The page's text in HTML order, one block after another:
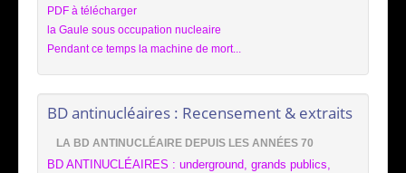
PDF à télécharger
la Gaule sous occupation nucleaire
Pendant ce temps la machine de mort...
BD antinucléaires : Recensement & extraits
LA BD ANTINUCLÉAIRE DEPUIS LES ANNÉES 70
BD ANTINUCLÉAIRES : underground, grands publics,